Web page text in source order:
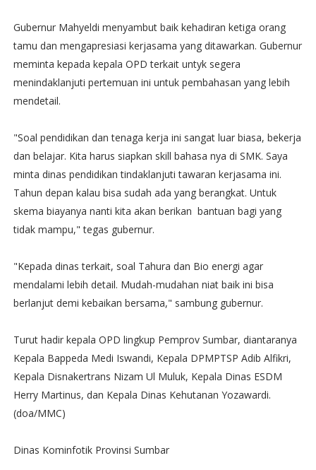
Gubernur Mahyeldi menyambut baik kehadiran ketiga orang
tamu dan mengapresiasi kerjasama yang ditawarkan. Gubernur
meminta kepada kepala OPD terkait untyk segera
menindaklanjuti pertemuan ini untuk pembahasan yang lebih
mendetail.
"Soal pendidikan dan tenaga kerja ini sangat luar biasa, bekerja
dan belajar. Kita harus siapkan skill bahasa nya di SMK. Saya
minta dinas pendidikan tindaklanjuti tawaran kerjasama ini.
Tahun depan kalau bisa sudah ada yang berangkat. Untuk
skema biayanya nanti kita akan berikan bantuan bagi yang
tidak mampu," tegas gubernur.
"Kepada dinas terkait, soal Tahura dan Bio energi agar
mendalami lebih detail. Mudah-mudahan niat baik ini bisa
berlanjut demi kebaikan bersama," sambung gubernur.
Turut hadir kepala OPD lingkup Pemprov Sumbar, diantaranya
Kepala Bappeda Medi Iswandi, Kepala DPMPTSP Adib Alfikri,
Kepala Disnakertrans Nizam Ul Muluk, Kepala Dinas ESDM
Herry Martinus, dan Kepala Dinas Kehutanan Yozawardi.
(doa/MMC)
Dinas Kominfotik Provinsi Sumbar